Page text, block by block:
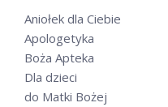
Aniołek dla Ciebie
Apologetyka
Boża Apteka
Dla dzieci
do Matki Bożej